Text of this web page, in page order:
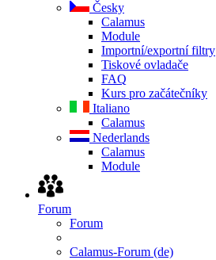
Česky
Calamus
Module
Importní/exportní filtry
Tiskové ovladače
FAQ
Kurs pro začátečníky
Italiano
Calamus
Nederlands
Calamus
Module
Forum
Forum
Calamus-Forum (de)